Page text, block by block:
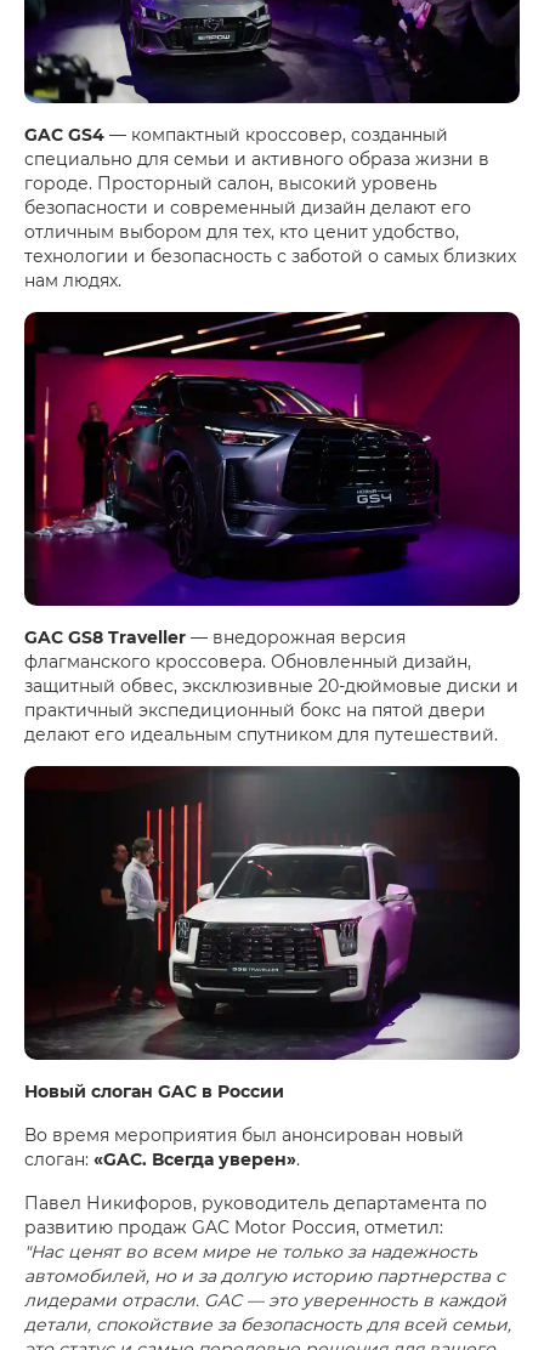
GAC GS4 — компактный кроссовер, созданный
специально для семьи и активного образа жизни в
городе. Просторный салон, высокий уровень
безопасности и современный дизайн делают его
отличным выбором для тех, кто ценит удобство,
технологии и безопасность с заботой о самых близких
нам людях.
GAC GS8 Traveller — внедорожная версия
флагманского кроссовера. Обновленный дизайн,
защитный обвес, эксклюзивные 20-дюймовые диски и
практичный экспедиционный бокс на пятой двери
делают его идеальным спутником для путешествий.
Новый слоган GAC в России
Во время мероприятия был анонсирован новый
слоган: «GAC. Всегда уверен».
Павел Никифоров, руководитель департамента по
развитию продаж GAC Motor Россия, отметил:
"Нас ценят во всем мире не только за надежность
автомобилей, но и за долгую историю партнерства с
лидерами отрасли. GAC — это уверенность в каждой
детали, спокойствие за безопасность для всей семьи,